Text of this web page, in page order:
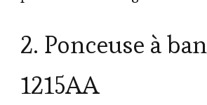
2. Ponceuse à
1215AA